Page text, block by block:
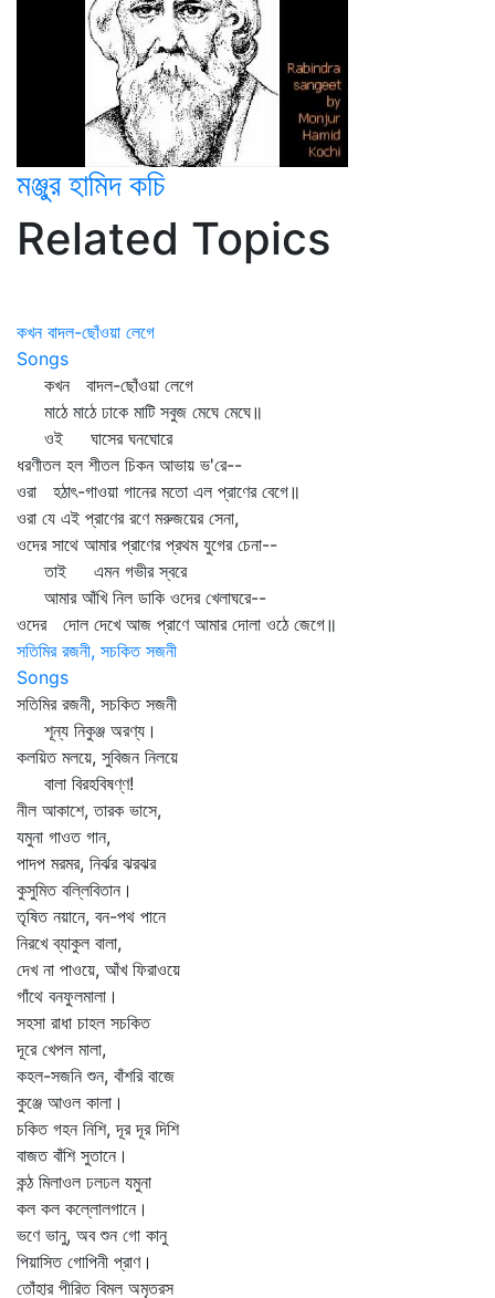
মঞ্জুর হামিদ কচি
Related Topics
কখন বাদল-ছোঁওয়া লেগে
Songs
কখন বাদল-ছোঁওয়া লেগে
মাঠে মাঠে ঢাকে মাটি সবুজ মেঘে মেঘে॥
ওই ঘাসের ঘনঘোরে
ধরণীতল হল শীতল চিকন আভায় ভ'রে--
ওরা হঠাৎ-গাওয়া গানের মতো এল প্রাণের বেগে॥
ওরা যে এই প্রাণের রণে মরুজয়ের সেনা,
ওদের সাথে আমার প্রাণের প্রথম যুগের চেনা--
তাই এমন গভীর স্বরে
আমার আঁখি নিল ডাকি ওদের খেলাঘরে--
ওদের দোল দেখে আজ প্রাণে আমার দোলা ওঠে জেগে॥
সতিমির রজনী, সচকিত সজনী
Songs
সতিমির রজনী, সচকিত সজনী
শূন্য নিকুঞ্জ অরণ্য।
কলয়িত মলয়ে, সুবিজন নিলয়ে
বালা বিরহবিষণ্ণ!
নীল আকাশে, তারক ভাসে,
যমুনা গাওত গান,
পাদপ মরমর, নির্ঝর ঝরঝর
কুসুমিত বল্লিবিতান।
তৃষিত নয়ানে, বন-পথ পানে
নিরখে ব্যাকুল বালা,
দেখ না পাওয়ে, আঁখ ফিরাওয়ে
গাঁথে বনফুলমালা।
সহসা রাধা চাহল সচকিত
দূরে খেপল মালা,
কহল-সজনি শুন, বাঁশরি বাজে
কুঞ্জে আওল কালা।
চকিত গহন নিশি, দূর দূর দিশি
বাজত বাঁশি সুতানে।
কন্ঠ মিলাওল ঢলঢল যমুনা
কল কল কল্লোলগানে।
ভণে ভানু, অব শুন গো কানু
পিয়াসিত গোপিনী প্রাণ।
তোঁহার পীরিত বিমল অমৃতরস